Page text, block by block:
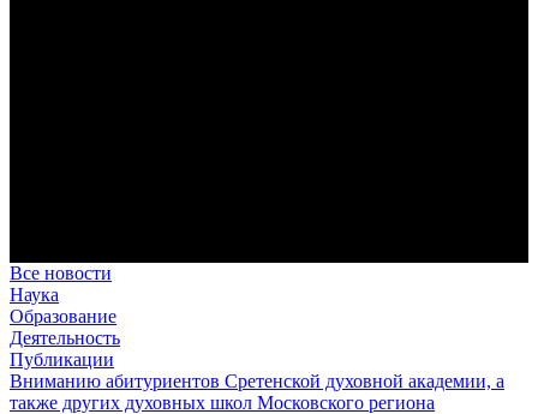
Все новости
Наука
Образование
Деятельность
Публикации
Вниманию абитуриентов Сретенской духовной академии, а
также других духовных школ Московского региона